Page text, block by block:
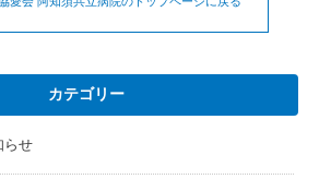
カテゴリー
らせ